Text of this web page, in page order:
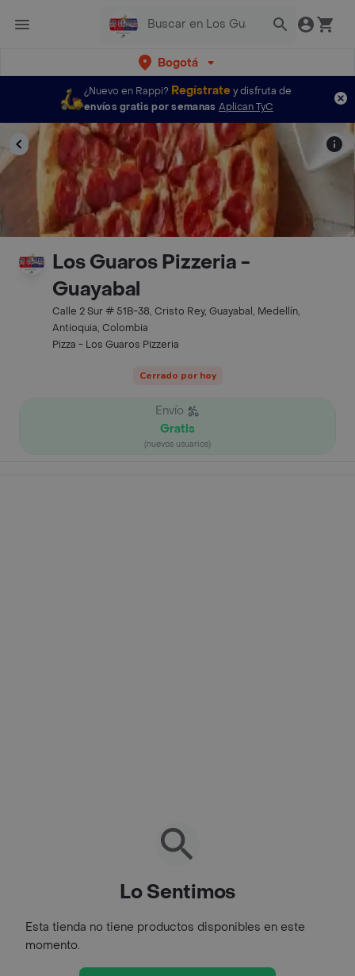
Bogotá
¿Nuevo en Rappi? Regístratey disfruta de
envíos gratis por semanas Aplican TyC
Los Guaros Pizzeria -
Guayabal
Calle 2 Sur # 51B-38, Cristo Rey, Guayabal, Medellín,
Antioquia, Colombia
Pizza - Los Guaros Pizzeria
Cerrado por hoy
Envío
Gratis
(nuevos usuarios)
Lo Sentimos
Esta tienda no tiene productos disponibles en este
momento.